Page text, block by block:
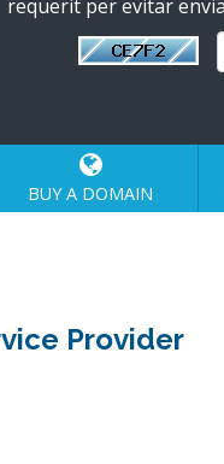
requerit per evitar
BUY A DOMAIN
Provider